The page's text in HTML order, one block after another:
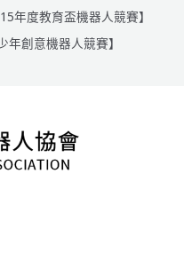
年度教育盃機器人競賽】
創意機器人競賽】